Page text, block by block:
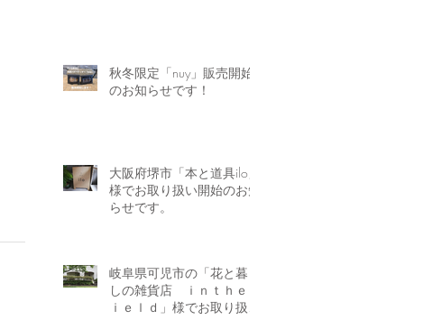
秋冬限定「nuy」販売開始
のお知らせです！
大阪府堺市「本と道具ilo」
様でお取り扱い開始のお知
らせです。
岐阜県可児市の「花と暮ら
しの雑貨店 ｉｎｔｈｅｆ
ｉｅｌｄ」様でお取り扱い